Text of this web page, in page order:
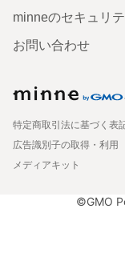
minneのセキュリ
お問い合わせ
特定商取引法に基づく表
広告識別子の取得・利用
メディアキット
©GMO